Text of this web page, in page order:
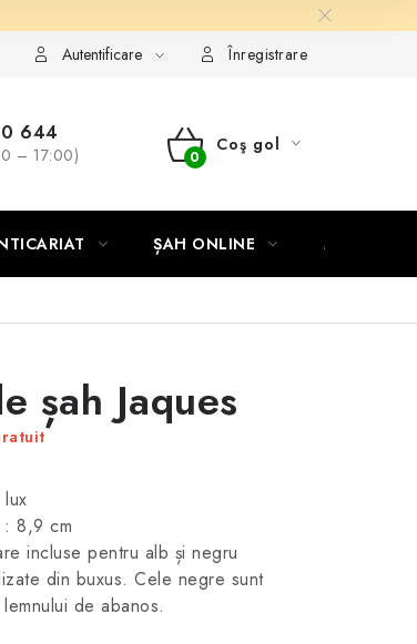
Autentificare Înregistrare
644
– 17:00)
COŞ
CUMPĂRĂTURI
Coş gol
ȘAH ONLINE MERCH
șah Jaques
: 8,9 cm
incluse pentru alb și negru
din buxus. Cele negre sunt
de abanos.